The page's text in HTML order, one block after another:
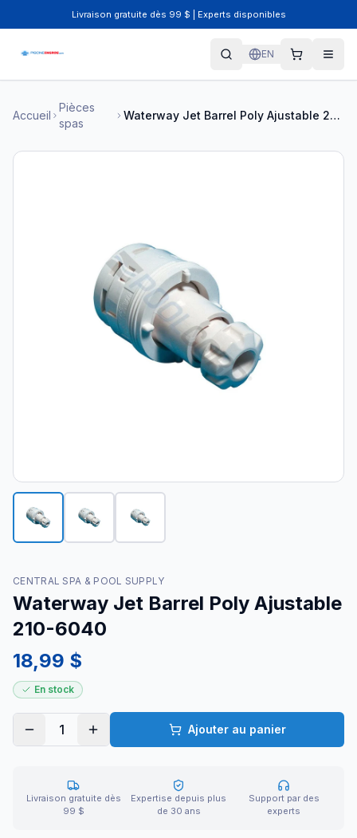
Livraison gratuite dès 99 $ | Experts disponibles
EN
Accueil
Pièces
spas
Waterway Jet Barrel Poly Ajustable 210-6040
CENTRAL SPA & POOL SUPPLY
Waterway Jet Barrel Poly Ajustable
210-6040
18,99 $
En stock
1 Ajouter au panier
Livraison gratuite dès
99 $
Expertise depuis plus
de 30 ans
Support par des
experts